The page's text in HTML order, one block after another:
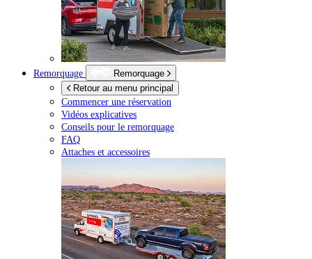
Remorquage
Remorquage
Retour au menu principal
Commencer une réservation
Vidéos explicatives
Conseils pour le remorquage
FAQ
Attaches et accessoires